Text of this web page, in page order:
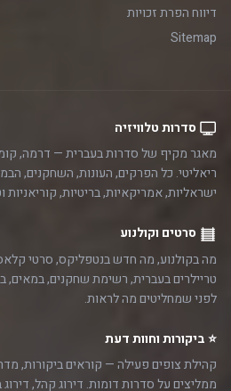
דיווח הפרת זכויות
Sitemap
סדרות טלוויזיה
מאגר מקיף של סדרות בעברית — דרמה,
ריאליטי. כל הפרקים, העונות, השחקנים,
ישראליות, אמריקאיות, בריטיות, קוריאניות
סרטים וקולנוע
מה בקולנוע, מה חדש בנטפליקס, סרטי
טריילרים בעברית, רשימת שחקנים, במאים,
לפני שמחליטים מה לראות.
⭐ ביקורות וחוות דעת
קהילת צופים פעילה — קוראים ביקורות,
ממליצים על סדרות דומות. דירוג קהל,